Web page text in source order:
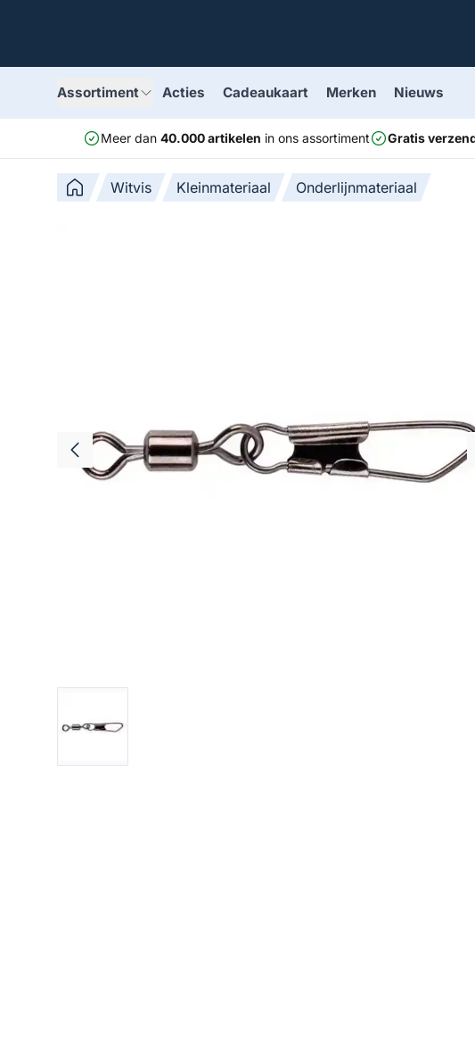
Assortiment Acties Cadeaukaart Merken Nieuws
Meer dan 40.000 artikelen in ons assortiment Gratis
Witvis Kleinmateriaal Onderlijnmateriaal